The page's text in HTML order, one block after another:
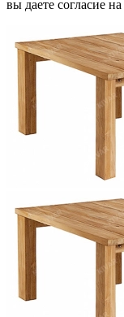
вы даете согласие на